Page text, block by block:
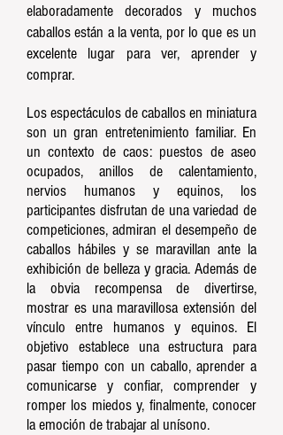
elaboradamente decorados y muchos
caballos están a la venta, por lo que es un
excelente lugar para ver, aprender y
comprar.
Los espectáculos de caballos en miniatura
son un gran entretenimiento familiar. En
un contexto de caos: puestos de aseo
ocupados, anillos de calentamiento,
nervios humanos y equinos, los
participantes disfrutan de una variedad de
competiciones, admiran el desempeño de
caballos hábiles y se maravillan ante la
exhibición de belleza y gracia. Además de
la obvia recompensa de divertirse,
mostrar es una maravillosa extensión del
vínculo entre humanos y equinos. El
objetivo establece una estructura para
pasar tiempo con un caballo, aprender a
comunicarse y confiar, comprender y
romper los miedos y, finalmente, conocer
la emoción de trabajar al unísono.